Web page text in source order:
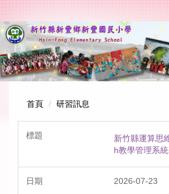
到
主
要
內
容
區
首頁 研習訊息
新竹縣運算思
h教學管理系
2026-07-23